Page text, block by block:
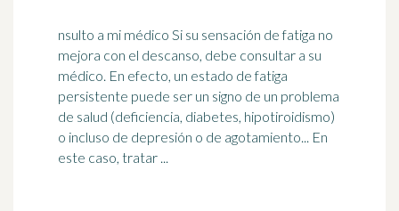
nsulto a mi médico Si su sensación de fatiga no
mejora con el descanso, debe consultar a su
médico. En efecto, un estado de fatiga
persistente puede ser un signo de un problema
de salud (deficiencia, diabetes, hipotiroidismo)
o incluso de depresión o de agotamiento... En
este caso, tratar ...